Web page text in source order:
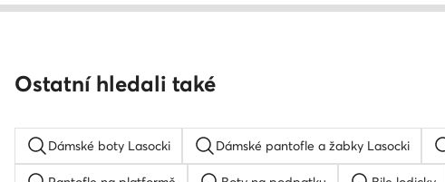
Ostatní hledali také
Dámské boty Lasocki Dámské pantofle a žabky Lasocki